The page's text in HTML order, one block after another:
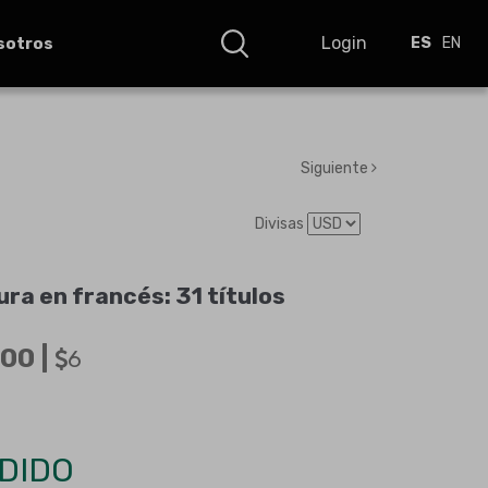
Login ES EN
Siguiente
Divisas
en francés: 31 títulos
| 6